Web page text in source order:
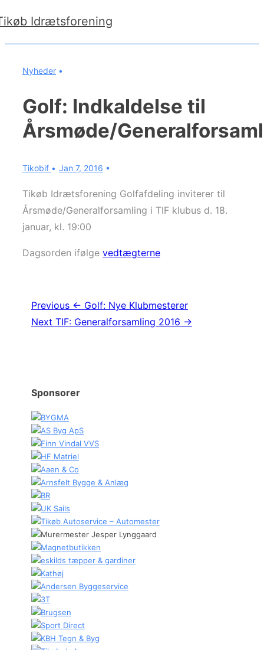
Idrætsforening
Nyheder
Golf: Indkaldelse til
Årsmøde/
Tikobif Jan 7, 2016
Tikøb Idrætsforening Golfafdeling inviterer til
Årsmøde/Generalforsamling i TIF klubus d. 18.
januar, kl. 19:00
Dagsorden ifølge vedtægterne
Indlægsnavigation
Previous ← Golf: Nye Klubmesterer
Next TIF: Generalforsamling 2016 →
Sponsorer